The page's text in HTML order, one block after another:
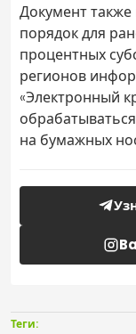
Документ
порядок для
процентных
регионов
«Электронный
на бумажных
Теги: